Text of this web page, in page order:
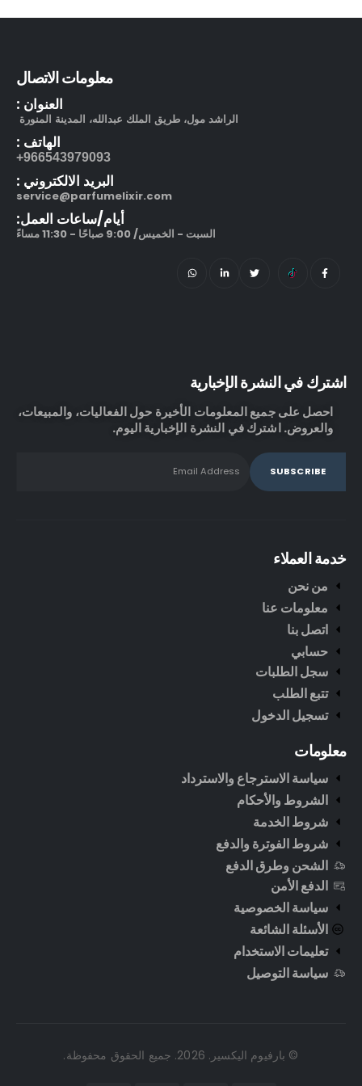
212 في آي بي بلاك او دو بارفيوم
معلومات الاتصال
العنوان :
الراشد مول، طريق الملك عبدالله، المدينة المنورة
الهاتف :
966543979093+
البريد الالكتروني :
service@parfumelixir.com
أيام/ساعات العمل:
السبت - الخميس/ 9:00 صباحًا - 11:30 مساءً
اشترك في النشرة الإخبارية
احصل على جميع المعلومات الأخيرة حول الفعاليات، والمبيعات،
والعروض. اشترك في النشرة الإخبارية اليوم.
خدمة العملاء
من نحن
معلومات عنا
اتصل بنا
حسابي
سجل الطلبات
تتبع الطلب
تسجيل الدخول
معلومات
سياسة الاسترجاع والاسترداد
الشروط والأحكام
شروط الخدمة
شروط الفوترة والدفع
الشحن وطرق الدفع
الدفع الأمن
سياسة الخصوصية
الأسئلة الشائعة
تعليمات الاستخدام
سياسة التوصيل
© بارفيوم اليكسير. 2026. جميع الحقوق محفوظة.